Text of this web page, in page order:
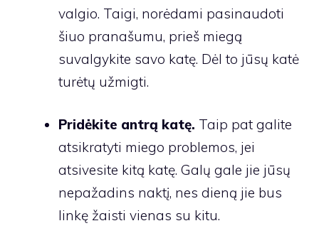
valgio. Taigi, norėdami pasinaudoti
šiuo pranašumu, prieš miegą
suvalgykite savo katę. Dėl to jūsų katė
turėtų užmigti.
Pridėkite antrą katę. Taip pat galite
atsikratyti miego problemos, jei
atsivesite kitą katę. Galų gale jie jūsų
nepažadins naktį, nes dieną jie bus
linkę žaisti vienas su kitu.